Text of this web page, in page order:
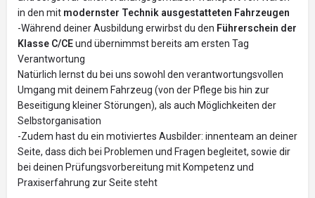
in den mit modernster Technik ausgestatteten Fahrzeugen
-Während deiner Ausbildung erwirbst du den Führerschein der
Klasse C/CEund übernimmst bereits am ersten Tag
Verantwortung
Natürlich lernst du bei uns sowohl den verantwortungsvollen
Umgang mit deinem Fahrzeug (von der Pflege bis hin zur
Beseitigung kleiner Störungen), als auch Möglichkeiten der
Selbstorganisation
-Zudem hast du ein motiviertes Ausbilder: innenteam an deiner
Seite, dass dich bei Problemen und Fragen begleitet, sowie dir
bei deinen Prüfungsvorbereitung mit Kompetenz und
Praxiserfahrung zur Seite steht